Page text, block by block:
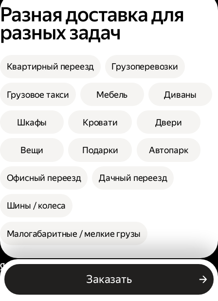
Разная доставка для
разных задач
Квартирный переезд Грузоперевозки
Грузовое такси Мебель Диваны
Шкафы Кровати Двери
Вещи Подарки Автопарк
Офисный переезд Дачный переезд
Шины / колеса
Малогабаритные / мелкие грузы
Заказать
Россия
Бизнесу